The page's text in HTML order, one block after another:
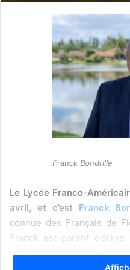
Franck Bondrille
Le Lycée Franco-
avril, et c’est Franck
connue des Français de
Franck est parent
privée qui scolarise les